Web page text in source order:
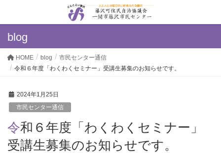
blog
HOME blog
市民センター通信
令和６年度「わくわくセミナー」受講生募集のお知らせです。
2024年1月25日
市民センター通信
令和６年度「わくわくセミナー」
受講生募集のお知らせです。